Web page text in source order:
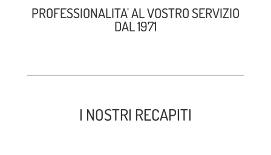
PROFESSIONALITA' AL VOSTRO SERVIZIO
DAL 1971
I NOSTRI RECAPITI